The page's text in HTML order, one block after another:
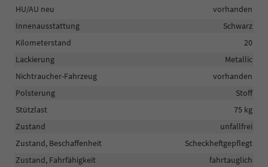
HU/AU neu
vorhanden
Innenausstattung
Schwarz
Kilometerstand
20
Lackierung
Metallic
Nichtraucher-Fahrzeug
vorhanden
Polsterung
Stoff
Stützlast
75 kg
Zustand
unfallfrei
Zustand, Beschaffenheit
Scheckheftgepflegt
Zustand, Fahrfähigkeit
fahrtauglich